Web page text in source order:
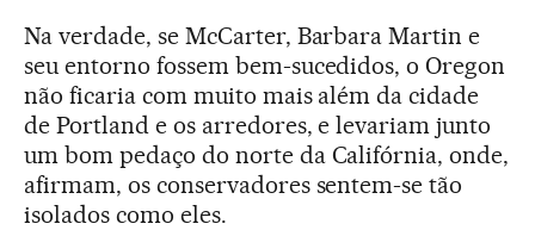
Na verdade, se McCarter, Barbara Martin e
seu entorno fossem bem-sucedidos, o Oregon
não ficaria com muito mais além da cidade
de Portland e os arredores, e levariam junto
um bom pedaço do norte da Califórnia, onde,
afirmam, os conservadores sentem-se tão
isolados como eles.